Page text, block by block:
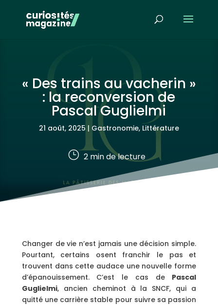
« Des trains au vacherin »
: la reconversion de
Pascal Guglielmi
21 août, 2025 | Gastronomie, Littérature
} 2min de lecture
Changer de vie n’est jamais une décision simple.
Pourtant, certains osent franchir le pas et
trouvent dans cette audace une nouvelle forme
d’épanouissement. C’est le cas de Pascal
Guglielmi, ancien cheminot à la SNCF, qui a
quitté une carrière stable pour suivre sa passion